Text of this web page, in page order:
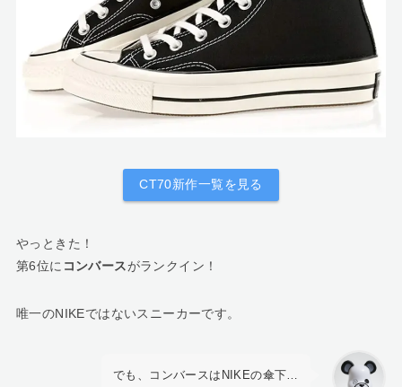
CT70新作一覧を見る
やっときた！
第6位に コンバースがランクイン！
唯一のNIKEではないスニーカーです。
でも、コンバースはNIKEの傘下…